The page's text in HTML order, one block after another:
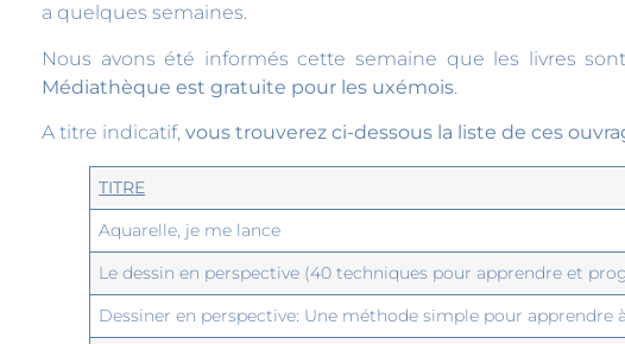
a quelques semaines.
Nous avons été informés cette semaine que les livres
Médiathèque est gratuite pour les uxémois.
A titre indicatif, vous trouverez ci-dessous la liste de ces
TITRE
Aquarelle, je me lance
Le dessin en perspective (40 techniques pour apprendre et
Dessiner en perspective: Une méthode simple pour apprendre